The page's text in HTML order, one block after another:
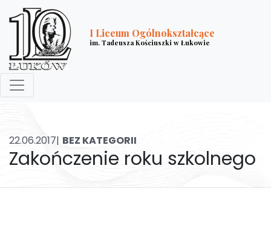
I Liceum Ogólnokształcące
im. Tadeusza Kościuszki w Łukowie
22.06.2017| BEZ KATEGORII
Zakończenie roku szkolnego